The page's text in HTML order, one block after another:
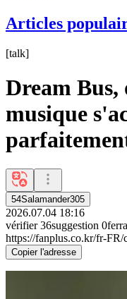
Articles
[talk]
Dream Bus,
musique
54Salamander305
2026.07.04 18:16
vérifier 36suggestion 0
https://fanplus.co.kr/fr-
Copier l'adresse